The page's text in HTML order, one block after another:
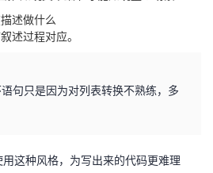
述做什么
述过程对应。
句只是因为对列表转换不熟练，多
这种风格，为写出来的代码更难理